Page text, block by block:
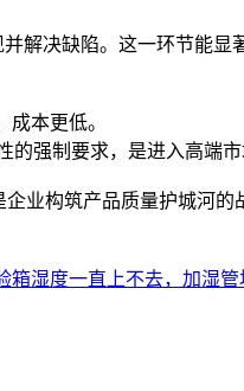
解决缺陷。这一环节能显
本更低。
强制要求，是进入高端市
业构筑产品质量护城河
箱湿度一直上不去，加湿管